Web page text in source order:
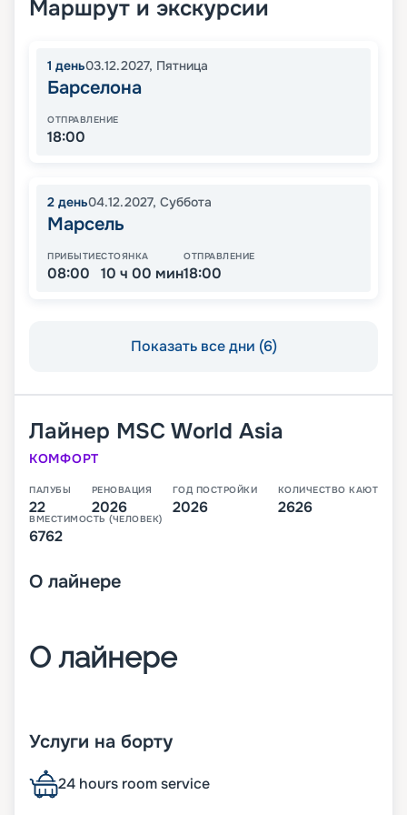
Маршрут и экскурсии
1 день03.12.2027, Пятница
Барселона
ОТПРАВЛЕНИЕ
18:00
2 день04.12.2027, Суббота
Марсель
ПРИБЫТИЕ
08:00
СТОЯНКА
10 ч 00 мин
ОТПРАВЛЕНИЕ
18:00
Показать все дни (6)
Лайнер MSC World Asia
КОМФОРТ
ПАЛУБЫ
22
РЕНОВАЦИЯ
2026
ГОД ПОСТРОЙКИ
2026
КОЛИЧЕСТВО КАЮТ
2626
ВМЕСТИМОСТЬ (ЧЕЛОВЕК)
6762
О лайнере
О лайнере
который будет спущен на воду в 2026 году. В
своем первом сезоне он будет выполнять круизы
по Средиземноморью.
На лайнере будет целые 22 палубы, с каютами,
Услуги на борту
24 hours room service